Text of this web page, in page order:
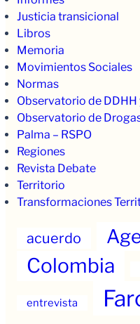
Justicia transicional
Libros
Memoria
Movimientos Sociales
Normas
Observatorio de
Observatorio de
Palma – RSPO
Regiones
Revista Debate
Territorio
Transformaciones
acuerdo
Colombia
entrevista